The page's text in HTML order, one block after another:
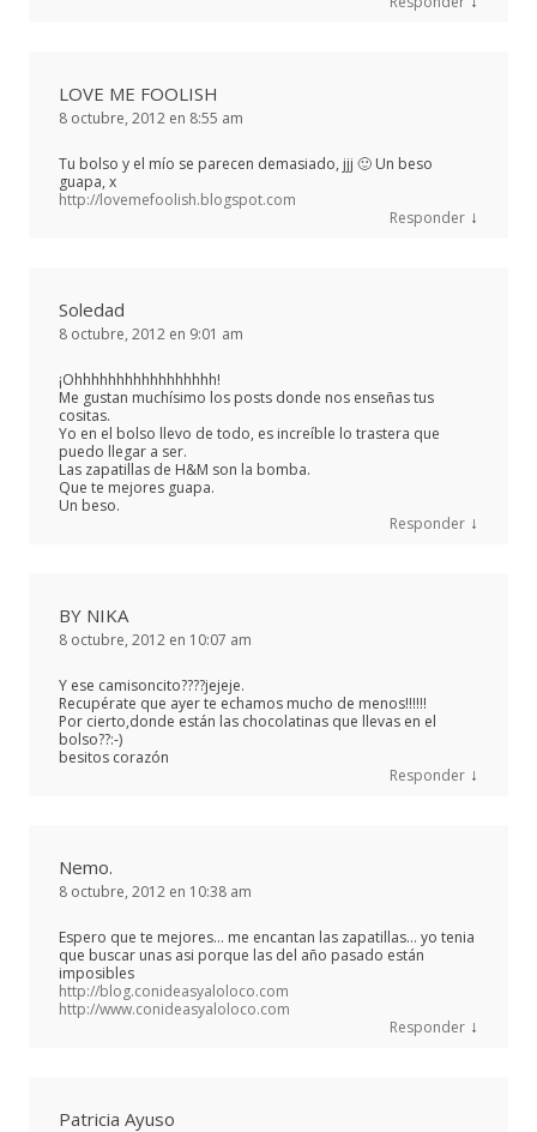
LOVE ME FOOLISH
8 octubre, 2012 en 8:55 am
Tu bolso y el mío se parecen demasiado, jjj 🙂 Un beso
guapa, x
http://lovemefoolish.blogspot.com
Responder ↓
Soledad
8 octubre, 2012 en 9:01 am
¡Ohhhhhhhhhhhhhhhhh!
Me gustan muchísimo los posts donde nos enseñas tus
cositas.
Yo en el bolso llevo de todo, es increíble lo trastera que
puedo llegar a ser.
Las zapatillas de H&M son la bomba.
Que te mejores guapa.
Un beso.
Responder ↓
BY NIKA
8 octubre, 2012 en 10:07 am
Y ese camisoncito????jejeje.
Recupérate que ayer te echamos mucho de menos!!!!!!
Por cierto,donde están las chocolatinas que llevas en el
bolso??:-)
besitos corazón
Responder ↓
Nemo.
8 octubre, 2012 en 10:38 am
Espero que te mejores… me encantan las zapatillas… yo tenia
que buscar unas asi porque las del año pasado están
imposibles
http://blog.conideasyaloloco.com
http://www.conideasyaloloco.com
Responder ↓
Patricia Ayuso